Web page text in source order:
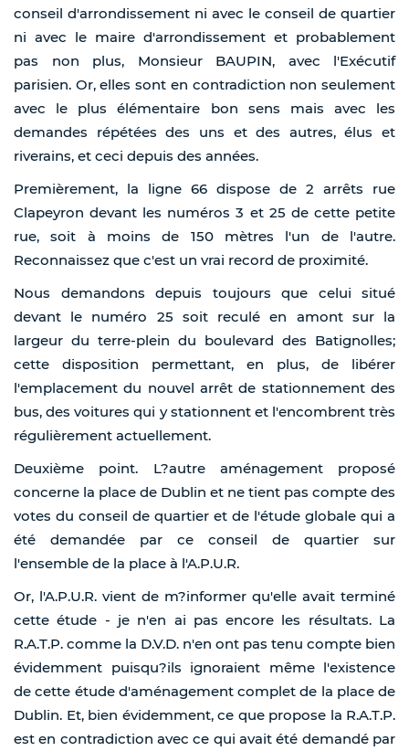
conseil d'arrondissement ni avec le conseil de quartier
ni avec le maire d'arrondissement et probablement
pas non plus, Monsieur BAUPIN, avec l'Exécutif
parisien. Or, elles sont en contradiction non seulement
avec le plus élémentaire bon sens mais avec les
demandes répétées des uns et des autres, élus et
riverains, et ceci depuis des années.
Premièrement, la ligne 66 dispose de 2 arrêts rue
Clapeyron devant les numéros 3 et 25 de cette petite
rue, soit à moins de 150 mètres l'un de l'autre.
Reconnaissez que c'est un vrai record de proximité.
Nous demandons depuis toujours que celui situé
devant le numéro 25 soit reculé en amont sur la
largeur du terre-plein du boulevard des Batignolles;
cette disposition permettant, en plus, de libérer
l'emplacement du nouvel arrêt de stationnement des
bus, des voitures qui y stationnent et l'encombrent très
régulièrement actuellement.
Deuxième point. L?autre aménagement proposé
concerne la place de Dublin et ne tient pas compte des
votes du conseil de quartier et de l'étude globale qui a
été demandée par ce conseil de quartier sur
l'ensemble de la place à l'A.P.U.R.
Or, l'A.P.U.R. vient de m?informer qu'elle avait terminé
cette étude - je n'en ai pas encore les résultats. La
R.A.T.P. comme la D.V.D. n'en ont pas tenu compte bien
évidemment puisqu?ils ignoraient même l'existence
de cette étude d'aménagement complet de la place de
Dublin. Et, bien évidemment, ce que propose la R.A.T.P.
est en contradiction avec ce qui avait été demandé par